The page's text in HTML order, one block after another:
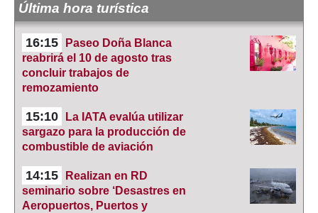
Última hora turística
16:15
Paseo Doña Blanca
reabrirá el 10 de agosto tras
concluir trabajos de
remozamiento
15:10
La IATA evalúa utilizar
sargazo para la producción de
combustible de aviación
14:15
Realizan en RD
seminario sobre ‘Desastres en
Aeropuertos, Puertos y